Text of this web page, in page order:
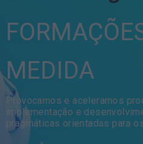
MEDIDA
Provocamos e aceleramos
implementação e
pragmáticas orientadas para